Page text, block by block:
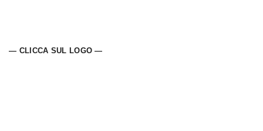
— CLICCA SUL LOGO —